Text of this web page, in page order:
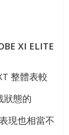
XI ELITE
整體表較
狀態的
現也相當不